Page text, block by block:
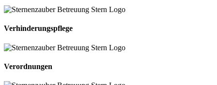
Verhinderungs­pflege
Verordnungen